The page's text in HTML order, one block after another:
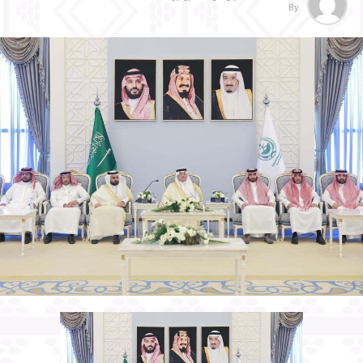
الخفايا المتعلقة بها. وهذا ماحاولت مجلة ”
رايدر دايجست الاجابة عليه ومعرفة الالغاز
التي وراء ذلك ..
للغز الأول: هوية اللوحة
ذكرت المجلة أنّه وقع على مدار القرن الماضي
تداول قصة حول هذه اللوحة، مفادها أنّ
الموناليزا كانت امرأة نبيلة تُعرف باسم
إيزابيلا ديستي ماركيزا مانتوا أو كوستانزا دي
أفالوس دوقة فرانكافيلا. ولاحظ البعض عند
التحديق في الملامح الغريبة، أنّهم رأوا وجه
رجل – ربما وجه ليوناردو دا فينشي نفسه – أو
ربما حبيبته جيان جياكومو كابروتي.
وتفيد نظرية أخرى، أنّ الصورة ربما تكون قد
By